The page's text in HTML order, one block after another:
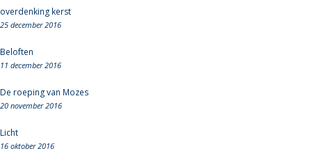
overdenking kerst
25 december 2016
Beloften
11 december 2016
De roeping van Mozes
20 november 2016
Licht
16 oktober 2016